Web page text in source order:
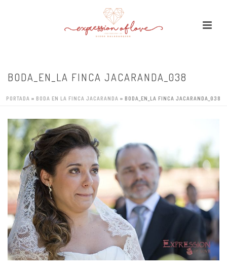
BODA_EN_LA FINCA JACARANDA_038
PORTADA » BODA EN LA FINCA JACARANDA » BODA_EN_LA FINCA JACARANDA_038